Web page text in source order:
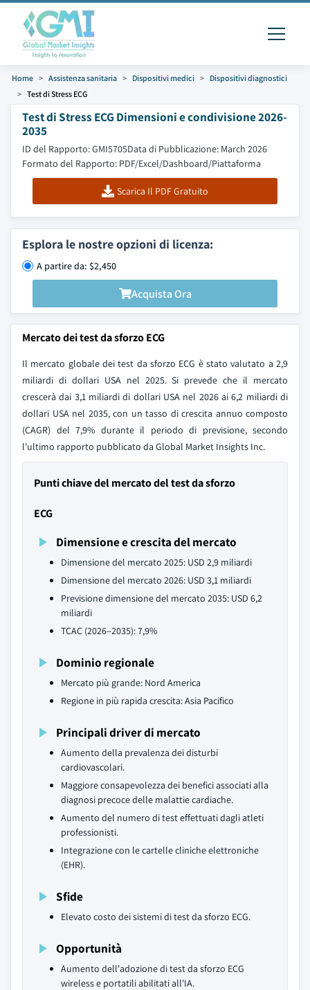
Home Assistenza sanitaria Dispositivi medici
Dispositivi diagnostici
Test di Stress ECG
Test di Stress ECG Dimensioni e condivisione 2026-
2035
ID del Rapporto: GMI5705Data di Pubblicazione: March 2026
Formato del Rapporto: PDF/Excel/Dashboard/Piattaforma
Scarica Il PDF Gratuito
Esplora le nostre opzioni di licenza:
A partire da: $2,450
Acquista Ora
Mercato dei test da sforzo ECG
Il mercato globale dei test da sforzo ECG è stato valutato a 2,9
miliardi di dollari USA nel 2025. Si prevede che il mercato
crescerà dai 3,1 miliardi di dollari USA nel 2026 ai 6,2 miliardi di
dollari USA nel 2035, con un tasso di crescita annuo composto
(CAGR) del 7,9% durante il periodo di previsione, secondo
l'ultimo rapporto pubblicato da Global Market Insights Inc.
Punti chiave del mercato del test da sforzo
ECG
Dimensione e crescita del mercato
Dimensione del mercato 2025: USD 2,9 miliardi
Dimensione del mercato 2026: USD 3,1 miliardi
Previsione dimensione del mercato 2035: USD 6,2
miliardi
TCAC (2026–2035): 7,9%
Dominio regionale
Mercato più grande: Nord America
Regione in più rapida crescita: Asia Pacifico
Principali driver di mercato
Aumento della prevalenza dei disturbi
cardiovascolari.
Maggiore consapevolezza dei benefici associati alla
diagnosi precoce delle malattie cardiache.
Aumento del numero di test effettuati dagli atleti
professionisti.
Integrazione con le cartelle cliniche elettroniche
(EHR).
Sfide
Elevato costo dei sistemi di test da sforzo ECG.
Opportunità
Aumento dell'adozione di test da sforzo ECG
wireless e portatili abilitati all'IA.